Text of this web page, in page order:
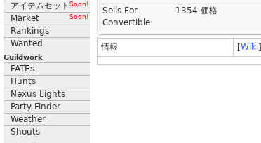
アイテムセット Soon!
Market Soon!
Rankings
Wanted
Guildwork
FATEs
Hunts
Nexus Lights
Party Finder
Weather
Shouts
Sells For
1354 価格
Convertible
情報 [Wiki]